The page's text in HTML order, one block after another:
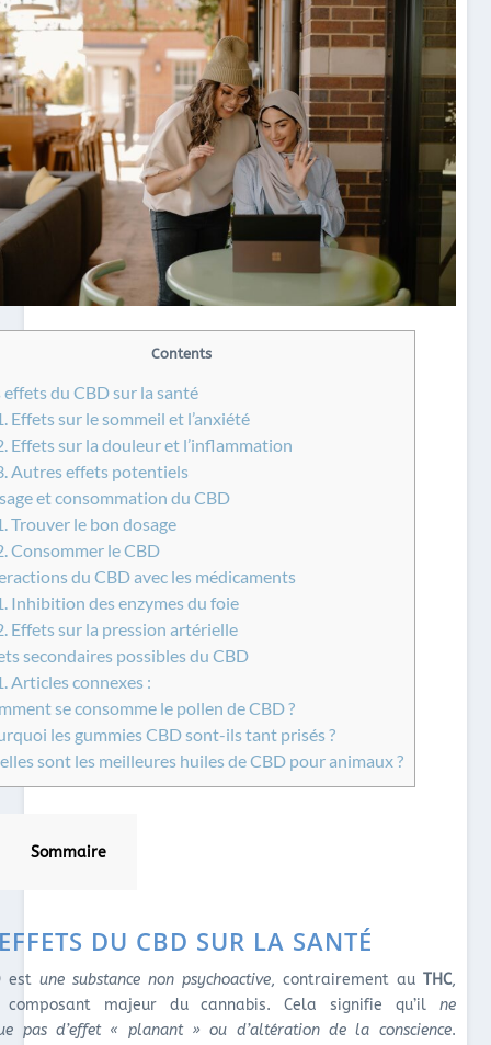
Contents
effets du CBD sur la santé
Effets sur le sommeil et l’anxiété
Effets sur la douleur et l’inflammation
Autres effets potentiels
et consommation du CBD
Trouver le bon dosage
Consommer le CBD
du CBD avec les médicaments
Inhibition des enzymes du foie
Effets sur la pression artérielle
secondaires possibles du CBD
Articles connexes :
se consomme le pollen de CBD ?
les gummies CBD sont-ils tant prisés ?
sont les meilleures huiles de CBD pour animaux ?
Sommaire
DU CBD SUR LA SANTÉ
estune substance non psychoactive, contrairement au THC,
composant majeur du cannabis. Cela signifie qu’il ne
pas d’effet « planant » ou d’altération de la conscience.